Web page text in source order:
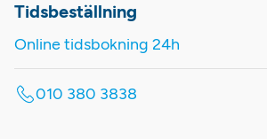
Tidsbeställning
Online tidsbokning 24h
010 380 3838